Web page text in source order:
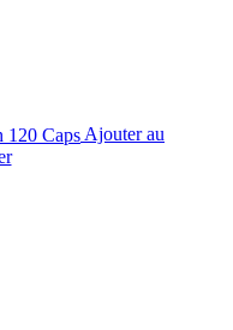
Ajouter au